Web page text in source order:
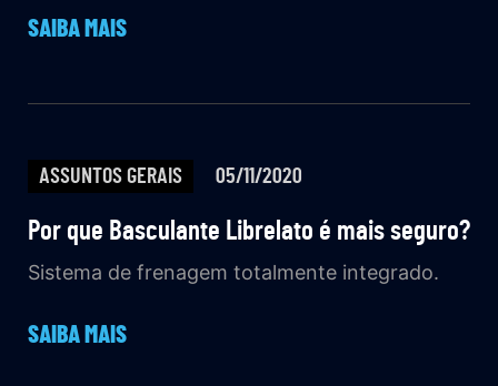
SAIBA MAIS
ASSUNTOS GERAIS 05/11/2020
Por que Basculante Librelato é mais seguro?
Sistema de frenagem totalmente integrado.
SAIBA MAIS